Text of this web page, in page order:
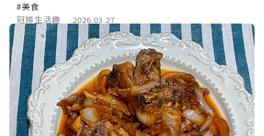
#美食
冠婷生活趣
2026.03.27